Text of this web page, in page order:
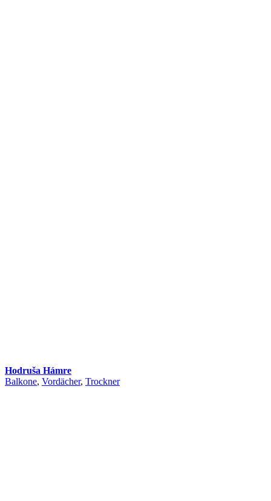
Hodruša Hámre
Balkone, Vordächer, Trockner